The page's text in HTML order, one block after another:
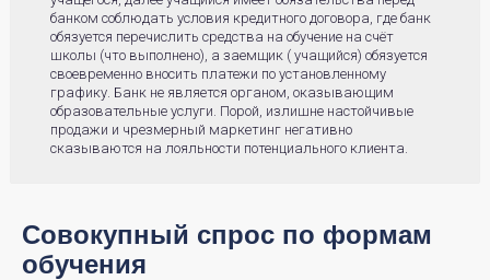
банком соблюдать условия кредитного договора, где банк
обязуется перечислить средства на обучение на счёт
школы (что выполнено), а заемщик ( учащийся) обязуется
своевременно вносить платежи по установленному
графику. Банк не является органом, оказывающим
образовательные услуги. Порой, излишне настойчивые
продажи и чрезмерный маркетинг негативно
сказываются на лояльности потенциального клиента.
Совокупный спрос по формам
обучения